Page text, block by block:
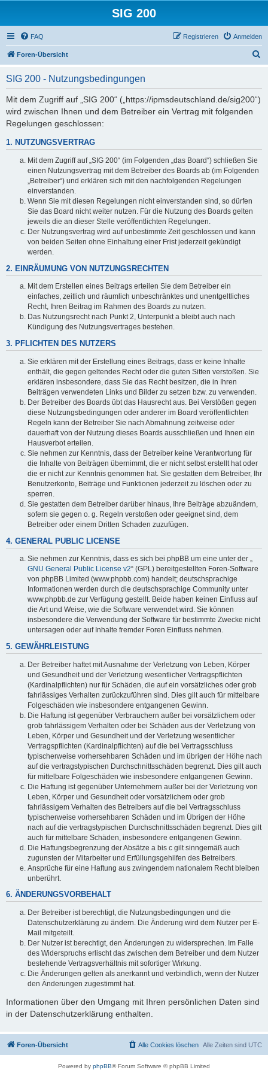
SIG 200
FAQ Anmelden
Registrieren
Foren-Übersicht
SIG 200 - Nutzungsbedingungen
Mit dem Zugriff auf „SIG 200“ („https://ipmsdeutschland.de/sig200“)
wird zwischen Ihnen und dem Betreiber ein Vertrag mit folgenden
Regelungen geschlossen:
1. NUTZUNGSVERTRAG
Mit dem Zugriff auf „SIG 200“ (im Folgenden „das Board“) schließen Sie
einen Nutzungsvertrag mit dem Betreiber des Boards ab (im Folgenden
„Betreiber“) und erklären sich mit den nachfolgenden Regelungen
einverstanden.
Wenn Sie mit diesen Regelungen nicht einverstanden sind, so dürfen
Sie das Board nicht weiter nutzen. Für die Nutzung des Boards gelten
jeweils die an dieser Stelle veröffentlichten Regelungen.
Der Nutzungsvertrag wird auf unbestimmte Zeit geschlossen und kann
von beiden Seiten ohne Einhaltung einer Frist jederzeit gekündigt
werden.
2. EINRÄUMUNG VON NUTZUNGSRECHTEN
Mit dem Erstellen eines Beitrags erteilen Sie dem Betreiber ein
einfaches, zeitlich und räumlich unbeschränktes und unentgeltliches
Recht, Ihren Beitrag im Rahmen des Boards zu nutzen.
Das Nutzungsrecht nach Punkt 2, Unterpunkt a bleibt auch nach
Kündigung des Nutzungsvertrages bestehen.
3. PFLICHTEN DES NUTZERS
Sie erklären mit der Erstellung eines Beitrags, dass er keine Inhalte
enthält, die gegen geltendes Recht oder die guten Sitten verstoßen. Sie
erklären insbesondere, dass Sie das Recht besitzen, die in Ihren
Beiträgen verwendeten Links und Bilder zu setzen bzw. zu verwenden.
Der Betreiber des Boards übt das Hausrecht aus. Bei Verstößen gegen
diese Nutzungsbedingungen oder anderer im Board veröffentlichten
Regeln kann der Betreiber Sie nach Abmahnung zeitweise oder
dauerhaft von der Nutzung dieses Boards ausschließen und Ihnen ein
Hausverbot erteilen.
Sie nehmen zur Kenntnis, dass der Betreiber keine Verantwortung für
die Inhalte von Beiträgen übernimmt, die er nicht selbst erstellt hat oder
die er nicht zur Kenntnis genommen hat. Sie gestatten dem Betreiber, Ihr
Benutzerkonto, Beiträge und Funktionen jederzeit zu löschen oder zu
sperren.
Sie gestatten dem Betreiber darüber hinaus, Ihre Beiträge abzuändern,
sofern sie gegen o. g. Regeln verstoßen oder geeignet sind, dem
Betreiber oder einem Dritten Schaden zuzufügen.
4. GENERAL PUBLIC LICENSE
Sie nehmen zur Kenntnis, dass es sich bei phpBB um eine unter der „
GNU General Public License v2“ (GPL) bereitgestellten Foren-Software
von phpBB Limited (www.phpbb.com) handelt; deutschsprachige
Informationen werden durch die deutschsprachige Community unter
www.phpbb.de zur Verfügung gestellt. Beide haben keinen Einfluss auf
die Art und Weise, wie die Software verwendet wird. Sie können
insbesondere die Verwendung der Software für bestimmte Zwecke nicht
untersagen oder auf Inhalte fremder Foren Einfluss nehmen.
5. GEWÄHRLEISTUNG
Der Betreiber haftet mit Ausnahme der Verletzung von Leben, Körper
und Gesundheit und der Verletzung wesentlicher Vertragspflichten
(Kardinalpflichten) nur für Schäden, die auf ein vorsätzliches oder grob
fahrlässiges Verhalten zurückzuführen sind. Dies gilt auch für mittelbare
Folgeschäden wie insbesondere entgangenen Gewinn.
Die Haftung ist gegenüber Verbrauchern außer bei vorsätzlichem oder
grob fahrlässigem Verhalten oder bei Schäden aus der Verletzung von
Leben, Körper und Gesundheit und der Verletzung wesentlicher
Vertragspflichten (Kardinalpflichten) auf die bei Vertragsschluss
typischerweise vorhersehbaren Schäden und im übrigen der Höhe nach
auf die vertragstypischen Durchschnittsschäden begrenzt. Dies gilt auch
für mittelbare Folgeschäden wie insbesondere entgangenen Gewinn.
Die Haftung ist gegenüber Unternehmern außer bei der Verletzung von
Leben, Körper und Gesundheit oder vorsätzlichem oder grob
fahrlässigem Verhalten des Betreibers auf die bei Vertragsschluss
typischerweise vorhersehbaren Schäden und im Übrigen der Höhe
nach auf die vertragstypischen Durchschnittsschäden begrenzt. Dies gilt
auch für mittelbare Schäden, insbesondere entgangenen Gewinn.
Die Haftungsbegrenzung der Absätze a bis c gilt sinngemäß auch
zugunsten der Mitarbeiter und Erfüllungsgehilfen des Betreibers.
Ansprüche für eine Haftung aus zwingendem nationalem Recht bleiben
unberührt.
6. ÄNDERUNGSVORBEHALT
Der Betreiber ist berechtigt, die Nutzungsbedingungen und die
Datenschutzerklärung zu ändern. Die Änderung wird dem Nutzer per E-
Mail mitgeteilt.
Der Nutzer ist berechtigt, den Änderungen zu widersprechen. Im Falle
des Widerspruchs erlischt das zwischen dem Betreiber und dem Nutzer
bestehende Vertragsverhältnis mit sofortiger Wirkung.
Die Änderungen gelten als anerkannt und verbindlich, wenn der Nutzer
den Änderungen zugestimmt hat.
Informationen über den Umgang mit Ihren persönlichen Daten sind
in der Datenschutzerklärung enthalten.
Foren-Übersicht Alle Zeiten sind UTC
Alle Cookies löschen
Powered by phpBB® Forum Software © phpBB Limited